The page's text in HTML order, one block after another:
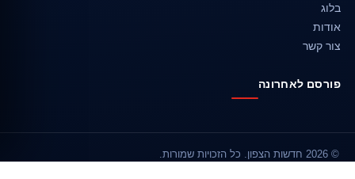
בלוג
אודות
צור קשר
פורסם לאחרונה
© 2026 חדשות הצפון. כל הזכויות שמורות.